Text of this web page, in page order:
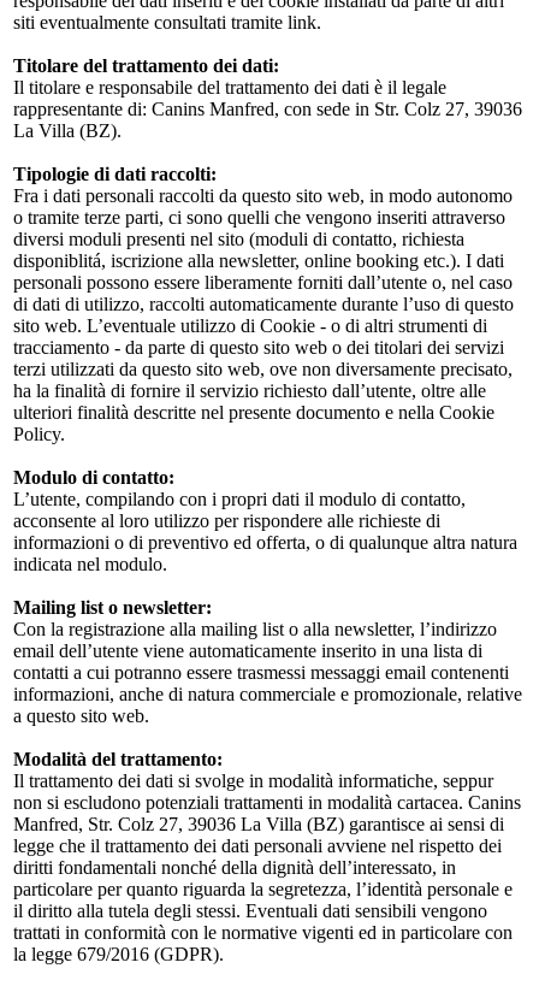
siti eventualmente consultati tramite link.
Titolare del trattamento dei dati:
Il titolare e responsabile del trattamento dei dati è il legale
rappresentante di: Canins Manfred, con sede in Str. Colz 27, 39036
La Villa (BZ).
Tipologie di dati raccolti:
Fra i dati personali raccolti da questo sito web, in modo autonomo
o tramite terze parti, ci sono quelli che vengono inseriti attraverso
diversi moduli presenti nel sito (moduli di contatto, richiesta
disponiblitá, iscrizione alla newsletter, online booking etc.). I dati
personali possono essere liberamente forniti dall’utente o, nel caso
di dati di utilizzo, raccolti automaticamente durante l’uso di questo
sito web. L’eventuale utilizzo di Cookie - o di altri strumenti di
tracciamento - da parte di questo sito web o dei titolari dei servizi
terzi utilizzati da questo sito web, ove non diversamente precisato,
ha la finalità di fornire il servizio richiesto dall’utente, oltre alle
ulteriori finalità descritte nel presente documento e nella Cookie
Policy.
Modulo di contatto:
L’utente, compilando con i propri dati il modulo di contatto,
acconsente al loro utilizzo per rispondere alle richieste di
informazioni o di preventivo ed offerta, o di qualunque altra natura
indicata nel modulo.
Mailing list o newsletter:
Con la registrazione alla mailing list o alla newsletter, l’indirizzo
email dell’utente viene automaticamente inserito in una lista di
contatti a cui potranno essere trasmessi messaggi email contenenti
informazioni, anche di natura commerciale e promozionale, relative
a questo sito web.
Modalità del trattamento:
Il trattamento dei dati si svolge in modalità informatiche, seppur
non si escludono potenziali trattamenti in modalità cartacea. Canins
Manfred, Str. Colz 27, 39036 La Villa (BZ) garantisce ai sensi di
legge che il trattamento dei dati personali avviene nel rispetto dei
diritti fondamentali nonché della dignità dell’interessato, in
particolare per quanto riguarda la segretezza, l’identità personale e
il diritto alla tutela degli stessi. Eventuali dati sensibili vengono
trattati in conformità con le normative vigenti ed in particolare con
la legge 679/2016 (GDPR).